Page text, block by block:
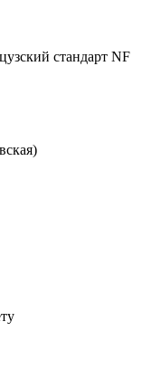
стандарт NF